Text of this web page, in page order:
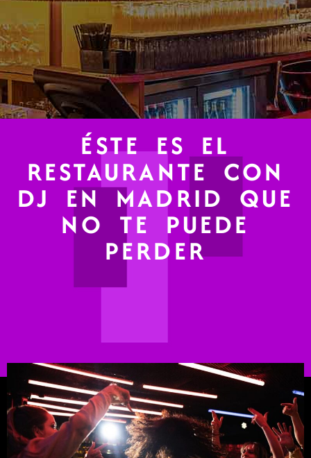
BULE BULE MADRID
BLOG
DESCUBRE TODAS NUESTRAS
NOTICIAS Y NOVEDADES
ÉSTE ES EL
RESTAURANTE CON
DJ EN MADRID QUE
NO TE PUEDE
PERDER